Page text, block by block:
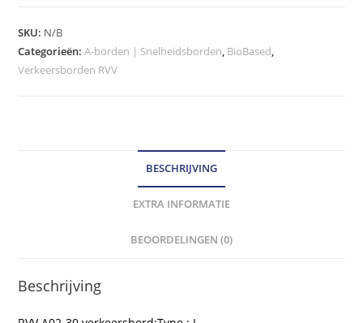
model
A02-
30
SKU: N/B
Categorieën:A-borden | Snelheidsborden, BioBased,
Verkeersborden RVV
BESCHRIJVING
EXTRA INFORMATIE
BEOORDELINGEN (0)
Beschrijving